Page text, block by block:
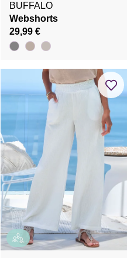
BUFFALO
Webshorts
29,99 €